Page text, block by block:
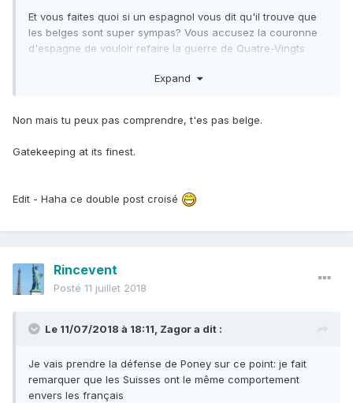
Et vous faites quoi si un espagnol vous dit qu'il trouve que
les belges sont super sympas? Vous accusez la couronne
d'espagne de vouloir refaire la guerre de Quatre-Vingts
Expand
Non mais tu peux pas comprendre, t'es pas belge.
Gatekeeping at its finest.
Edit - Haha ce double post croisé
Rincevent
Posté 11 juillet 2018
Le 11/07/2018 à 18:11, Zagora dit :
Je vais prendre la défense de Poney sur ce point: je fait
remarquer que les Suisses ont le même comportement
envers les français